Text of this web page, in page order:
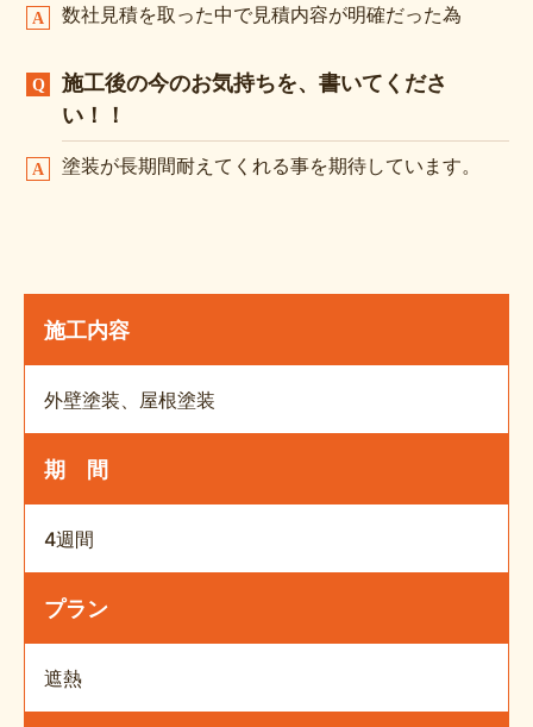
数社見積を取った中で見積内容が明確だった為
施工後の今のお気持ちを、書いてくださ
い！！
塗装が長期間耐えてくれる事を期待しています。
施工内容
外壁塗装、屋根塗装
期 間
4週間
プラン
遮熱